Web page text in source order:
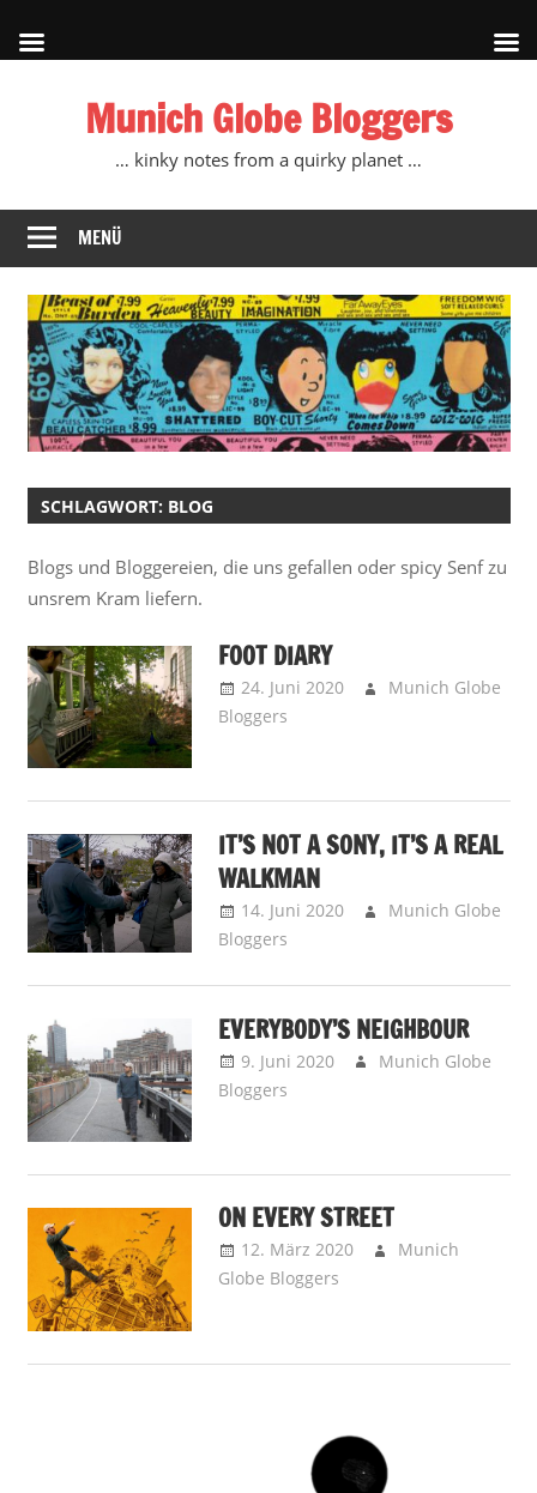
Munich Globe Bloggers
… kinky notes from a quirky planet …
MENÜ
SCHLAGWORT: BLOG
Blogs und Bloggereien, die uns gefallen oder spicy Senf zu
unsrem Kram liefern.
FOOT DIARY
24. Juni 2020
Munich Globe
Bloggers
IT’S NOT A SONY, IT’S A REAL
WALKMAN
14. Juni 2020
Munich Globe
Bloggers
EVERYBODY’S NEIGHBOUR
9. Juni 2020
Munich Globe
Bloggers
ON EVERY STREET
12. März 2020
Munich
Globe Bloggers